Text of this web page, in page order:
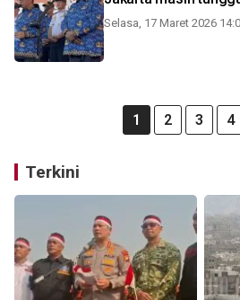
Selasa, 17 Maret 2026
1 2 3 4
Terkini